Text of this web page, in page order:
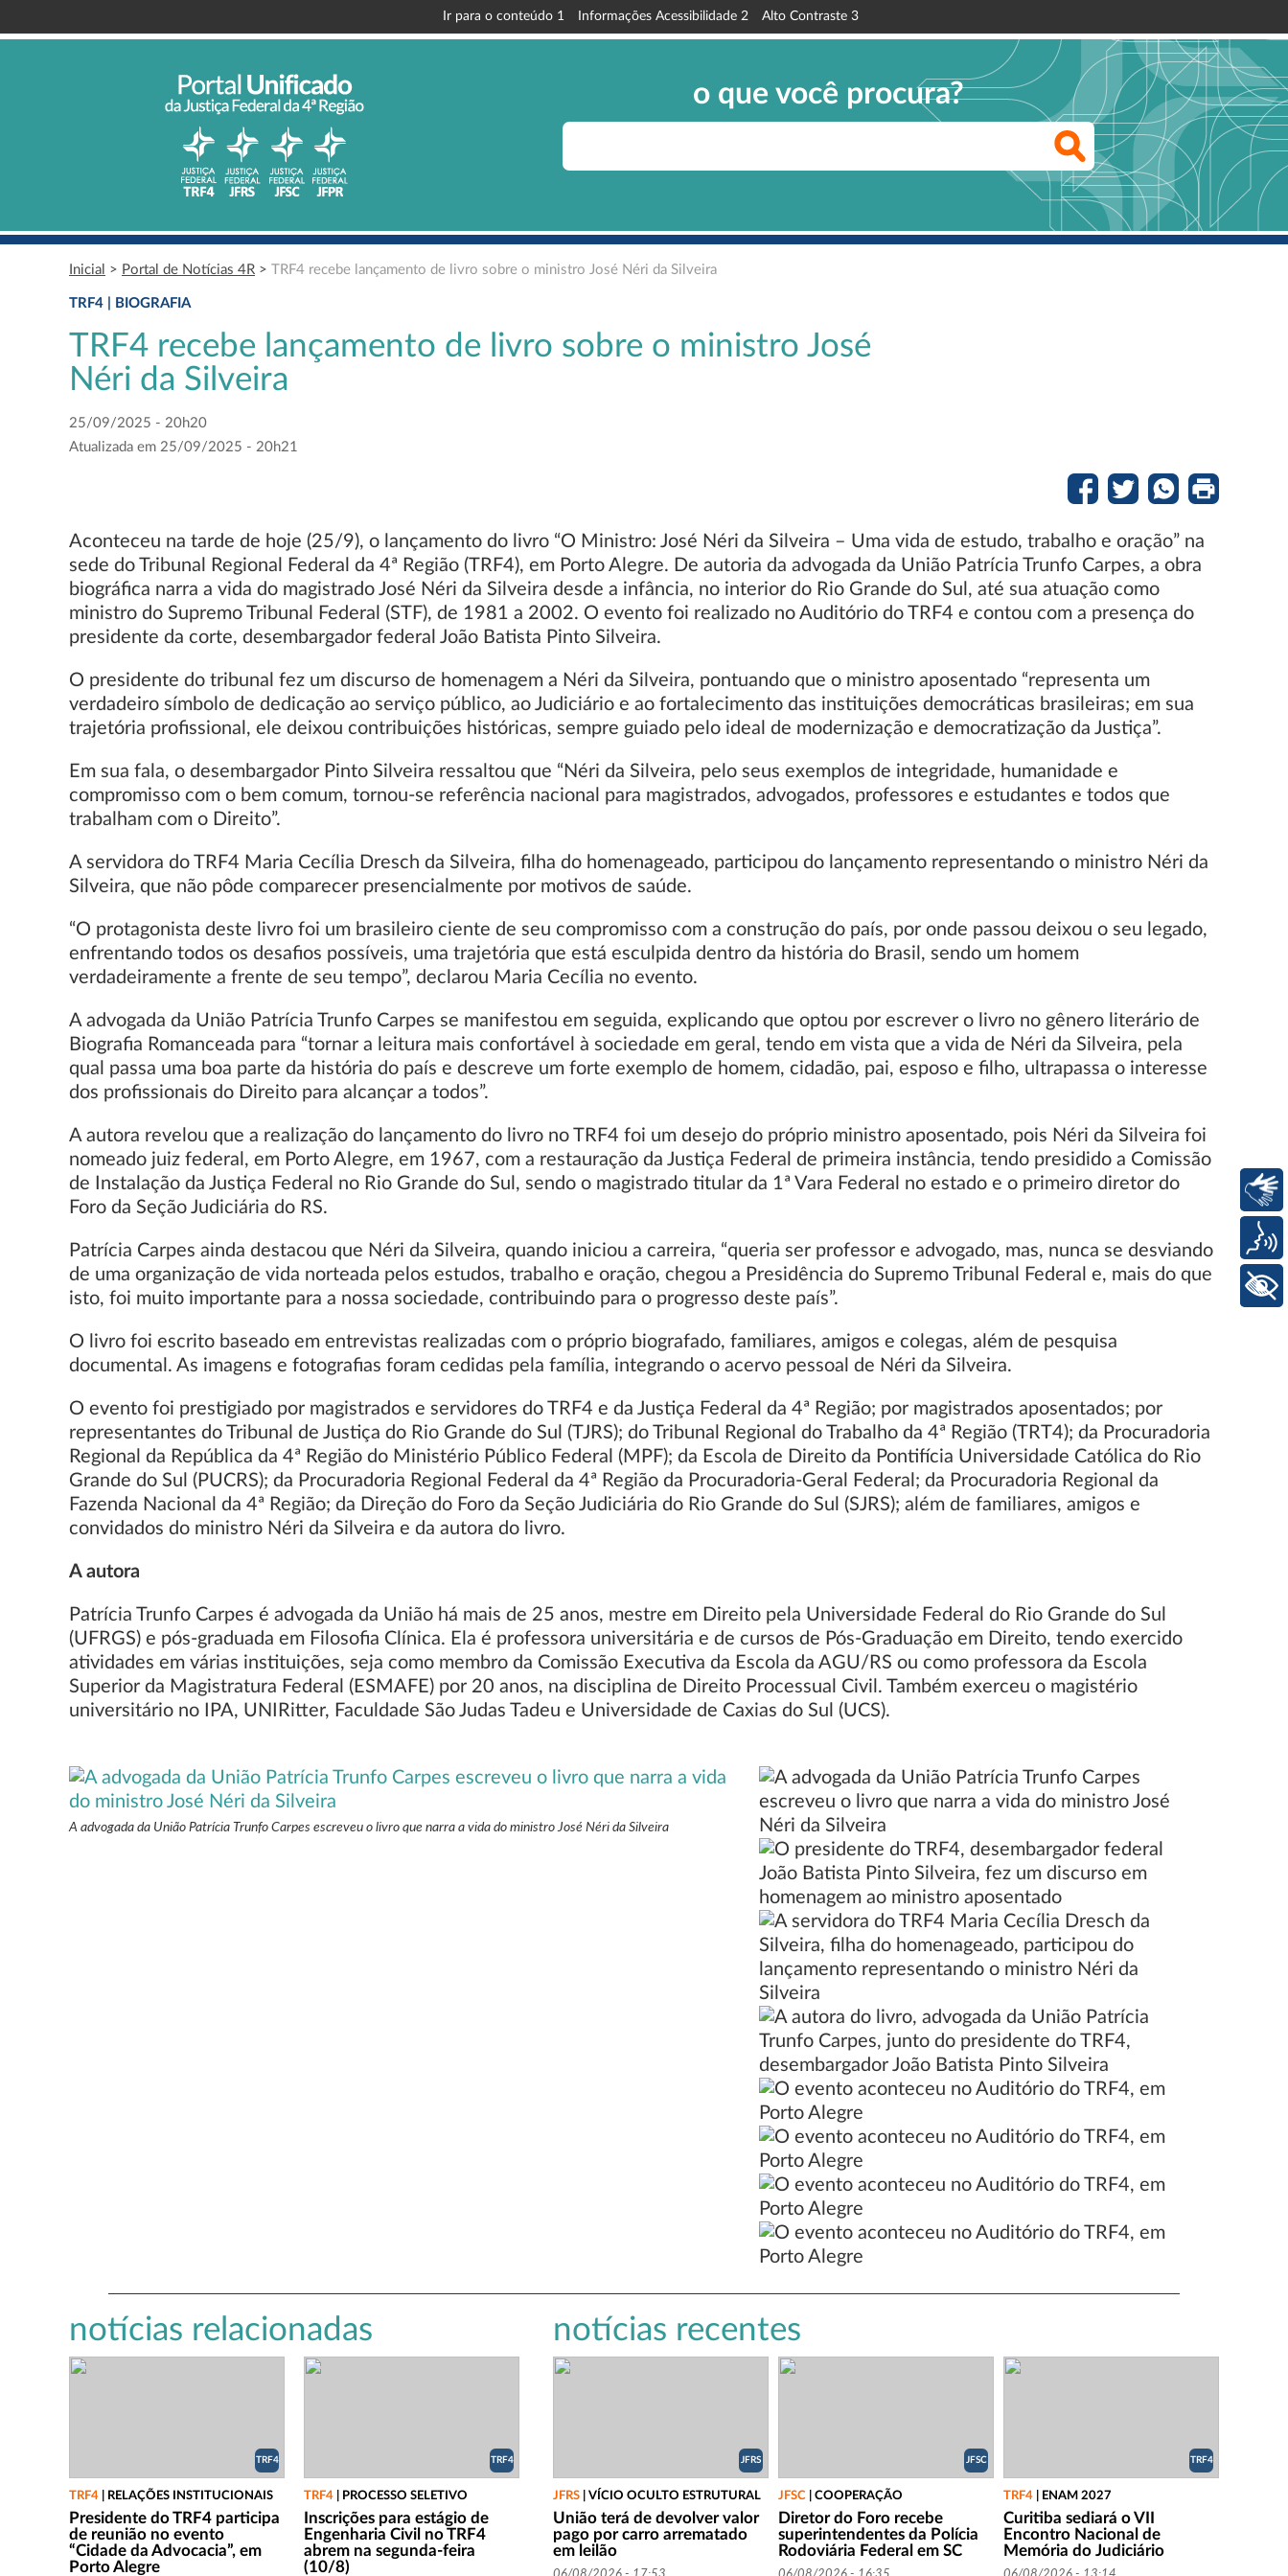
Ir para o conteúdo 1 Informações Acessibilidade 2 Alto Contraste 3
o que você procura?
Inicial > Portal de Notícias 4R > TRF4 recebe lançamento de livro sobre o ministro José Néri da Silveira
TRF4 | BIOGRAFIA
TRF4 recebe lançamento de livro sobre o ministro José
Néri da Silveira
25/09/2025 - 20h20
Atualizada em 25/09/2025 - 20h21
Aconteceu na tarde de hoje (25/9), o lançamento do livro “O Ministro: José Néri da Silveira – Uma vida de estudo, trabalho e oração” na
sede do Tribunal Regional Federal da 4ª Região (TRF4), em Porto Alegre. De autoria da advogada da União Patrícia Trunfo Carpes, a obra
biográfica narra a vida do magistrado José Néri da Silveira desde a infância, no interior do Rio Grande do Sul, até sua atuação como
ministro do Supremo Tribunal Federal (STF), de 1981 a 2002. O evento foi realizado no Auditório do TRF4 e contou com a presença do
presidente da corte, desembargador federal João Batista Pinto Silveira.
O presidente do tribunal fez um discurso de homenagem a Néri da Silveira, pontuando que o ministro aposentado “representa um
verdadeiro símbolo de dedicação ao serviço público, ao Judiciário e ao fortalecimento das instituições democráticas brasileiras; em sua
trajetória profissional, ele deixou contribuições históricas, sempre guiado pelo ideal de modernização e democratização da Justiça”.
Em sua fala, o desembargador Pinto Silveira ressaltou que “Néri da Silveira, pelo seus exemplos de integridade, humanidade e
compromisso com o bem comum, tornou-se referência nacional para magistrados, advogados, professores e estudantes e todos que
trabalham com o Direito”.
A servidora do TRF4 Maria Cecília Dresch da Silveira, filha do homenageado, participou do lançamento representando o ministro Néri da
Silveira, que não pôde comparecer presencialmente por motivos de saúde.
“O protagonista deste livro foi um brasileiro ciente de seu compromisso com a construção do país, por onde passou deixou o seu legado,
enfrentando todos os desafios possíveis, uma trajetória que está esculpida dentro da história do Brasil, sendo um homem
verdadeiramente a frente de seu tempo”, declarou Maria Cecília no evento.
A advogada da União Patrícia Trunfo Carpes se manifestou em seguida, explicando que optou por escrever o livro no gênero literário de
Biografia Romanceada para “tornar a leitura mais confortável à sociedade em geral, tendo em vista que a vida de Néri da Silveira, pela
qual passa uma boa parte da história do país e descreve um forte exemplo de homem, cidadão, pai, esposo e filho, ultrapassa o interesse
dos profissionais do Direito para alcançar a todos”.
A autora revelou que a realização do lançamento do livro no TRF4 foi um desejo do próprio ministro aposentado, pois Néri da Silveira foi
nomeado juiz federal, em Porto Alegre, em 1967, com a restauração da Justiça Federal de primeira instância, tendo presidido a Comissão
de Instalação da Justiça Federal no Rio Grande do Sul, sendo o magistrado titular da 1ª Vara Federal no estado e o primeiro diretor do
Foro da Seção Judiciária do RS.
Patrícia Carpes ainda destacou que Néri da Silveira, quando iniciou a carreira, “queria ser professor e advogado, mas, nunca se desviando
de uma organização de vida norteada pelos estudos, trabalho e oração, chegou a Presidência do Supremo Tribunal Federal e, mais do que
isto, foi muito importante para a nossa sociedade, contribuindo para o progresso deste país”.
O livro foi escrito baseado em entrevistas realizadas com o próprio biografado, familiares, amigos e colegas, além de pesquisa
documental. As imagens e fotografias foram cedidas pela família, integrando o acervo pessoal de Néri da Silveira.
O evento foi prestigiado por magistrados e servidores do TRF4 e da Justiça Federal da 4ª Região; por magistrados aposentados; por
representantes do Tribunal de Justiça do Rio Grande do Sul (TJRS); do Tribunal Regional do Trabalho da 4ª Região (TRT4); da Procuradoria
Regional da República da 4ª Região do Ministério Público Federal (MPF); da Escola de Direito da Pontifícia Universidade Católica do Rio
Grande do Sul (PUCRS); da Procuradoria Regional Federal da 4ª Região da Procuradoria-Geral Federal; da Procuradoria Regional da
Fazenda Nacional da 4ª Região; da Direção do Foro da Seção Judiciária do Rio Grande do Sul (SJRS); além de familiares, amigos e
convidados do ministro Néri da Silveira e da autora do livro.
A autora
Patrícia Trunfo Carpes é advogada da União há mais de 25 anos, mestre em Direito pela Universidade Federal do Rio Grande do Sul
(UFRGS) e pós-graduada em Filosofia Clínica. Ela é professora universitária e de cursos de Pós-Graduação em Direito, tendo exercido
atividades em várias instituições, seja como membro da Comissão Executiva da Escola da AGU/RS ou como professora da Escola
Superior da Magistratura Federal (ESMAFE) por 20 anos, na disciplina de Direito Processual Civil. Também exerceu o magistério
universitário no IPA, UNIRitter, Faculdade São Judas Tadeu e Universidade de Caxias do Sul (UCS).
A advogada da União Patrícia Trunfo Carpes escreveu o livro que narra a vida do ministro José Néri da Silveira
notícias relacionadas
TRF4
TRF4 RELAÇÕES INSTITUCIONAIS
Presidente do TRF4 participa
de reunião no evento
“Cidade da Advocacia”, em
Porto Alegre
TRF4
TRF4 PROCESSO SELETIVO
Inscrições para estágio de
Engenharia Civil no TRF4
abrem na segunda-feira
(10/8)
notícias recentes
JFRS
JFRS VÍCIO OCULTO ESTRUTURAL
União terá de devolver valor
pago por carro arrematado
em leilão
JFSC
JFSC COOPERAÇÃO
Diretor do Foro recebe
superintendentes da Polícia
Rodoviária Federal em SC
TRF4
TRF4 ENAM 2027
Curitiba sediará o VII
Encontro Nacional de
Memória do Judiciário
+ Acessibilidade